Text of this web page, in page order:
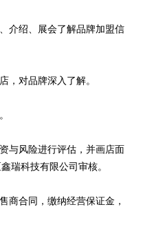
介绍、展会了解品牌加盟信
，对品牌深入了解。
与风险进行评估，并画店面
瑞科技有限公司审核。
商合同，缴纳经营保证金，